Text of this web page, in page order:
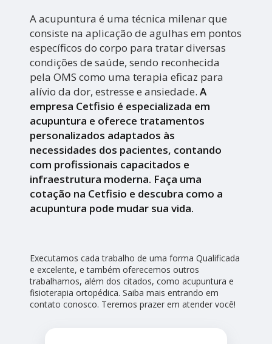
A acupuntura é uma técnica milenar que
consiste na aplicação de agulhas em pontos
específicos do corpo para tratar diversas
condições de saúde, sendo reconhecida
pela OMS como uma terapia eficaz para
alívio da dor, estresse e ansiedade.A
empresa Cetfisio é especializada em
acupuntura e oferece tratamentos
personalizados adaptados às
necessidades dos pacientes, contando
com profissionais capacitados e
infraestrutura moderna. Faça uma
cotação na Cetfisio e descubra como a
acupuntura pode mudar sua vida.
Executamos cada trabalho de uma forma Qualificada
e excelente, e também oferecemos outros
trabalhamos, além dos citados, como acupuntura e
fisioterapia ortopédica. Saiba mais entrando em
contato conosco. Teremos prazer em atender você!